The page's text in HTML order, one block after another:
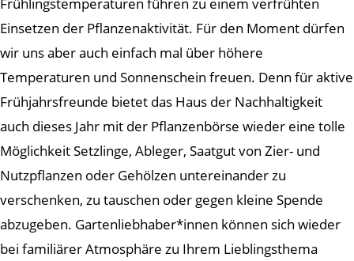
Einsetzen der Pflanzenaktivität. Für den Moment dürfen
wir uns aber auch einfach mal über höhere
Temperaturen und Sonnenschein freuen. Denn für aktive
Frühjahrsfreunde bietet das Haus der Nachhaltigkeit
auch dieses Jahr mit der Pflanzenbörse wieder eine tolle
Möglichkeit Setzlinge, Ableger, Saatgut von Zier- und
Nutzpflanzen oder Gehölzen untereinander zu
verschenken, zu tauschen oder gegen kleine Spende
abzugeben. Gartenliebhaber*innen können sich wieder
bei familiärer Atmosphäre zu Ihrem Lieblingsthema